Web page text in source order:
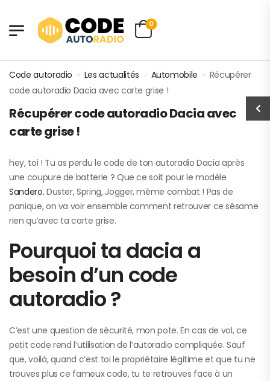
0
Code autoradio » Les actualités » Automobile » Récupérer
code autoradio Dacia avec carte grise !
Récupérer code autoradio Dacia avec
carte grise !
hey, toi ! Tu as perdu le code de ton autoradio Dacia après
une coupure de batterie ? Que ce soit pour le modèle
Sandero, Duster, Spring, Jogger, même combat ! Pas de
panique, on va voir ensemble comment retrouver ce sésame
rien qu’avec ta carte grise.
Pourquoi ta dacia a
besoin d’un code
autoradio ?
C’est une question de sécurité, mon pote. En cas de vol, ce
petit code rend l’utilisation de l’autoradio compliquée. Sauf
que, voilà, quand c’est toi le propriétaire légitime et que tu ne
trouves plus ce fameux code, tu te retrouves face à un